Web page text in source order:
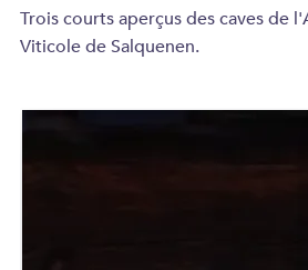
Trois courts aperçus des caves de
Viticole de Salquenen.